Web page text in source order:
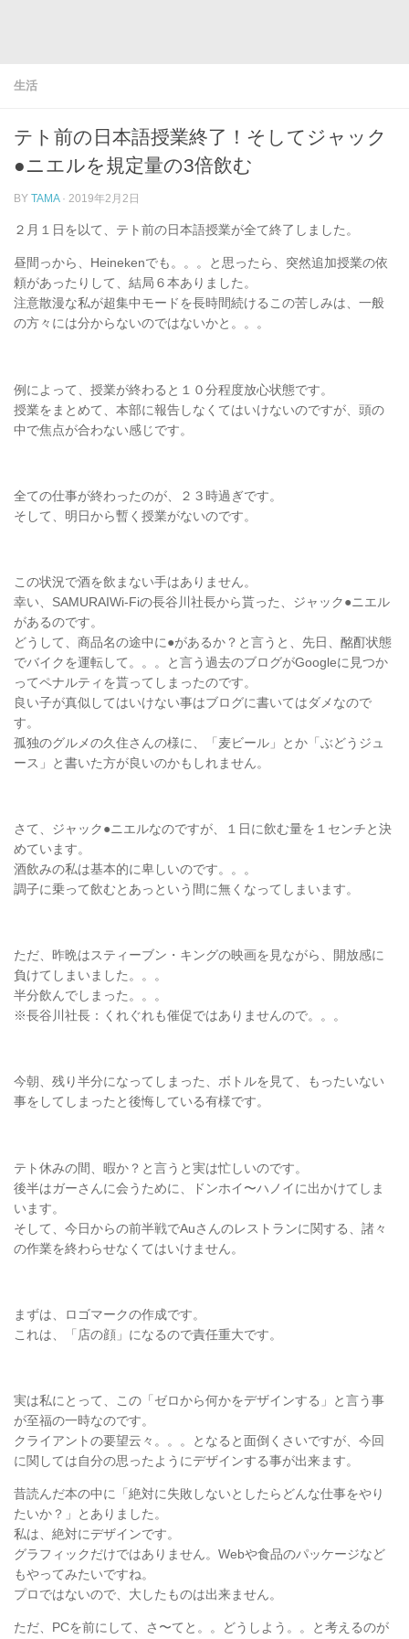
生活
テト前の日本語授業終了！そしてジャック
●ニエルを規定量の3倍飲む
BY TAMA · 2019年2月2日
２月１日を以て、テト前の日本語授業が全て終了しました。
昼間っから、Heinekenでも。。。と思ったら、突然追加授業の依
頼があったりして、結局６本ありました。
注意散漫な私が超集中モードを長時間続けるこの苦しみは、一般
の方々には分からないのではないかと。。。
例によって、授業が終わると１０分程度放心状態です。
授業をまとめて、本部に報告しなくてはいけないのですが、頭の
中で焦点が合わない感じです。
全ての仕事が終わったのが、２３時過ぎです。
そして、明日から暫く授業がないのです。
この状況で酒を飲まない手はありません。
幸い、SAMURAIWi-Fiの長谷川社長から貰った、ジャック●ニエル
があるのです。
どうして、商品名の途中に●があるか？と言うと、先日、酩酊状態
でバイクを運転して。。。と言う過去のブログがGoogleに見つか
ってペナルティを貰ってしまったのです。
良い子が真似してはいけない事はブログに書いてはダメなので
す。
孤独のグルメの久住さんの様に、「麦ビール」とか「ぶどうジュ
ース」と書いた方が良いのかもしれません。
さて、ジャック●ニエルなのですが、１日に飲む量を１センチと決
めています。
酒飲みの私は基本的に卑しいのです。。。
調子に乗って飲むとあっという間に無くなってしまいます。
ただ、昨晩はスティーブン・キングの映画を見ながら、開放感に
負けてしまいました。。。
半分飲んでしまった。。。
※長谷川社長：くれぐれも催促ではありませんので。。。
今朝、残り半分になってしまった、ボトルを見て、もったいない
事をしてしまったと後悔している有様です。
テト休みの間、暇か？と言うと実は忙しいのです。
後半はガーさんに会うために、ドンホイ〜ハノイに出かけてしま
います。
そして、今日からの前半戦でAuさんのレストランに関する、諸々
の作業を終わらせなくてはいけません。
まずは、ロゴマークの作成です。
これは、「店の顔」になるので責任重大です。
実は私にとって、この「ゼロから何かをデザインする」と言う事
が至福の一時なのです。
クライアントの要望云々。。。となると面倒くさいですが、今回
に関しては自分の思ったようにデザインする事が出来ます。
昔読んだ本の中に「絶対に失敗しないとしたらどんな仕事をやり
たいか？」とありました。
私は、絶対にデザインです。
グラフィックだけではありません。Webや食品のパッケージなど
もやってみたいですね。
プロではないので、大したものは出来ません。
ただ、PCを前にして、さ〜てと。。どうしよう。。と考えるのが